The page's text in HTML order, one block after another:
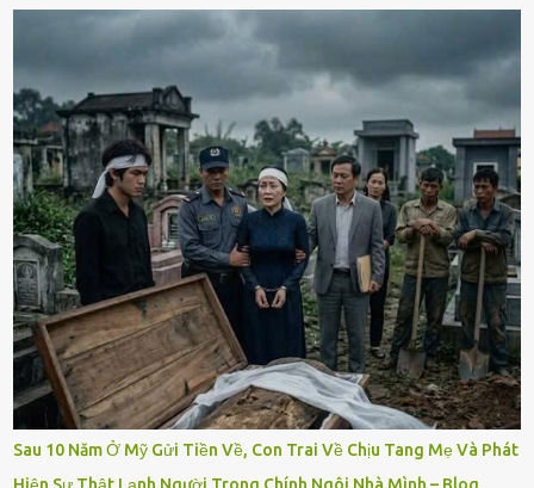
Sau 10 Năm Ở Mỹ Gửi Tiền Về, Con Trai Về Chịu Tang Mẹ Và Phát